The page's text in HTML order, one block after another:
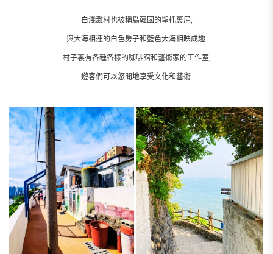
白淺灘村也被稱爲韓國的聖托裏尼,
與大海相連的白色房子和藍色大海相映成趣.
村子裏有各種各樣的咖啡館和藝術家的工作室,
遊客們可以悠閒地享受文化和藝術.